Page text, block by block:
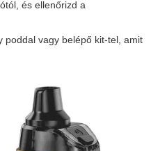
és ellenőrizd a
poddal vagy belépő kit-tel, amit